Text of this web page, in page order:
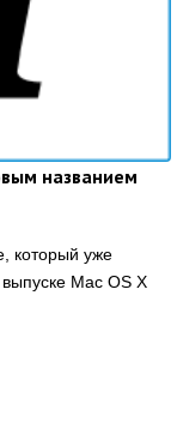
названием
который уже
Mac OS X